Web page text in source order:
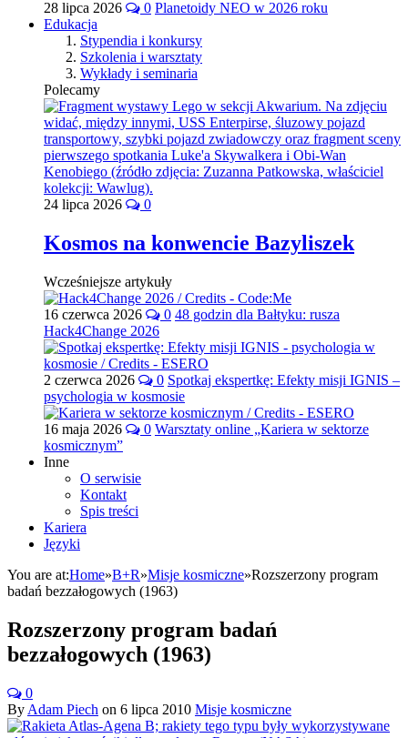
28 lipca 2026 0 Planetoidy NEO w 2026 roku
Edukacja
Stypendia i konkursy
Szkolenia i warsztaty
Wykłady i seminaria
Polecamy
24 lipca 2026 0
Kosmos na konwencie Bazyliszek
Wcześniejsze artykuły
16 czerwca 2026 0 48 godzin dla Bałtyku: rusza
Hack4Change 2026
2 czerwca 2026 0 Spotkaj ekspertkę: Efekty misji IGNIS –
psychologia w kosmosie
16 maja 2026 0 Warsztaty online „Kariera w sektorze
kosmicznym”
Inne
O serwisie
Kontakt
Spis treści
Kariera
Języki
You are at:Home»B+R»Misje kosmiczne»Rozszerzony program
badań bezzałogowych (1963)
Rozszerzony program badań
bezzałogowych (1963)
0
By Adam Piech on 6 lipca 2010 Misje kosmiczne